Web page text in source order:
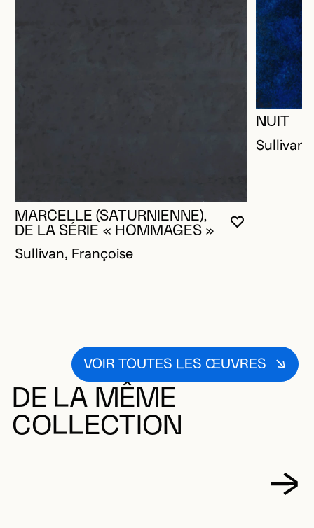
VOUS
FERMER
OUVRIR LA
MARCELLE (SATURNIENNE),
DE LA SÉRIE « HOMMAGES »
Sullivan, Françoise
NUIT
Sullivan,
VOIR TOUTES LES ŒUVRES
DE LA MÊME
COLLECTION